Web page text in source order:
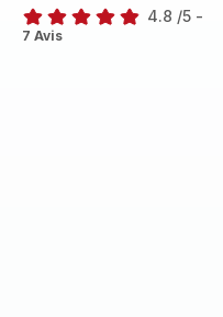
ratings.4.8
4.8 /5 -
7 Avis